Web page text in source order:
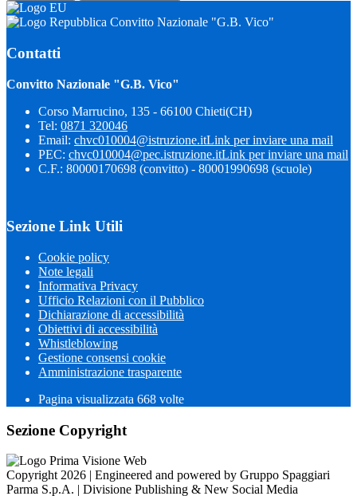
Convitto Nazionale "G.B. Vico"
Contatti
Convitto Nazionale "G.B. Vico"
Corso Marrucino, 135 - 66100 Chieti(CH)
Tel: 0871 320046
Email: chvc010004@istruzione.itLink per inviare una mail
PEC: chvc010004@pec.istruzione.itLink per inviare una mail
C.F.: 80000170698 (convitto) - 80001990698 (scuole)
Sezione Link Utili
Cookie policy
Note legali
Informativa Privacy
Ufficio Relazioni con il Pubblico
Dichiarazione di accessibilità
Obiettivi di accessibilità
Whistleblowing
Gestione consensi cookie
Amministrazione trasparente
Pagina visualizzata 668 volte
Sezione Copyright
Copyright 2026 | Engineered and powered by Gruppo Spaggiari
Parma S.p.A. | Divisione Publishing & New Social Media